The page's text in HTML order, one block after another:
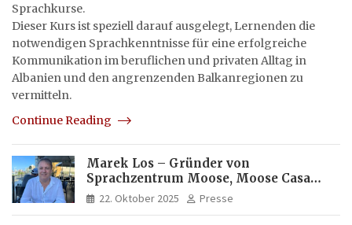
Sprachkurse.
Dieser Kurs ist speziell darauf ausgelegt, Lernenden die
notwendigen Sprachkenntnisse für eine erfolgreiche
Kommunikation im beruflichen und privaten Alltag in
Albanien und den angrenzenden Balkanregionen zu
vermitteln.
Continue Reading
Marek Los – Gründer von
Sprachzentrum Moose, Moose Casa
Italia und Apartamento Brasil |
Internationaler Experte für Bildung
22. Oktober 2025 Presse